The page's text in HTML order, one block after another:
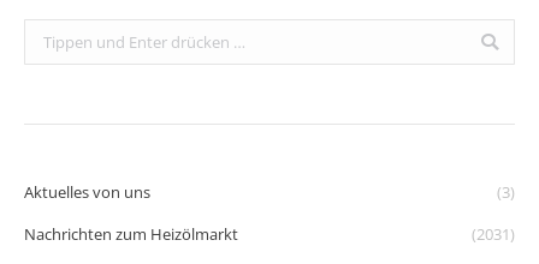
Search:
Aktuelles von uns
(3)
Nachrichten zum Heizölmarkt
(2031)